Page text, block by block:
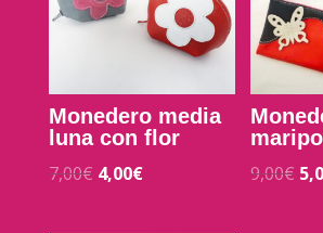
Monedero media
luna con flor
7,00€ 4,00€
9,00€